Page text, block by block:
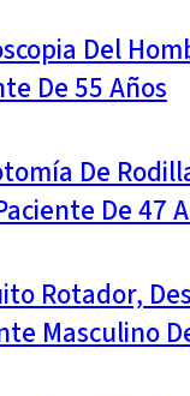
Del
De 55 Años
De
De 47
Rotador,
Masculino